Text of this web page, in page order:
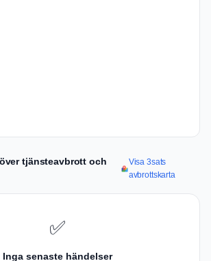
tjänsteavbrott och
Visa 3sats
avbrottskarta
✅
Inga senaste händelser